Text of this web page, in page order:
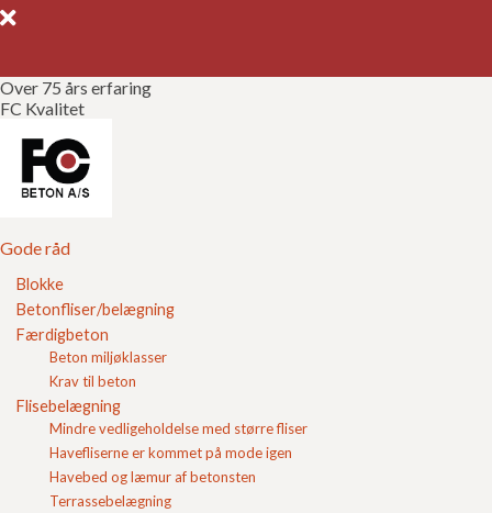
Over 75 års erfaring
FC Kvalitet
Gode råd
Blokke
Betonfliser/belægning
Færdigbeton
Beton miljøklasser
Krav til beton
Flisebelægning
Mindre vedligeholdelse med større fliser
Havefliserne er kommet på mode igen
Havebed og læmur af betonsten
Terrassebelægning
Gode råd
Gør det selv
Kvalitetssikring
Brochurer
Referencer
Om FC
Kontakt
Login
Gule belægningssten